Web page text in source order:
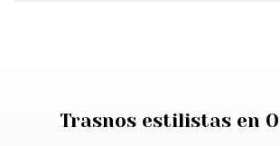
Trasnos estilistas en